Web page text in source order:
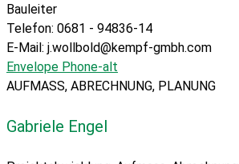
Bauleiter
Telefon: 0681 - 94836-14
E-Mail: j.wollbold@kempf-gmbh.com
Envelope Phone-alt
AUFMASS, ABRECHNUNG, PLANUNG
Gabriele Engel